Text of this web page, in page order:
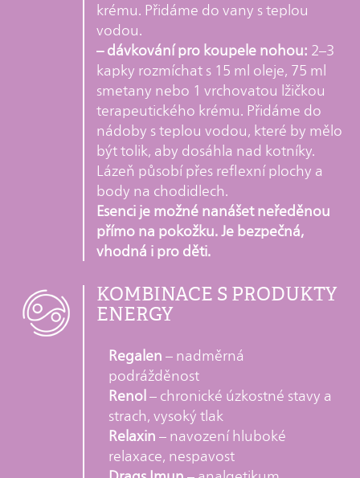
krému. Přidáme do vany s teplou
vodou.
– dávkování pro koupele nohou: 2–3
kapky rozmíchat s 15 ml oleje, 75 ml
smetany nebo 1 vrchovatou lžičkou
terapeutického krému. Přidáme do
nádoby s teplou vodou, které by mělo
být tolik, aby dosáhla nad kotníky.
Lázeň působí přes reflexní plochy a
body na chodidlech.
Esenci je možné nanášet neředěnou
přímo na pokožku. Je bezpečná,
vhodná i pro děti.
KOMBINACE S PRODUKTY
ENERGY
Regalen – nadměrná
podrážděnost
Renol – chronické úzkostné stavy a
strach, vysoký tlak
Relaxin – navození hluboké
relaxace, nespavost